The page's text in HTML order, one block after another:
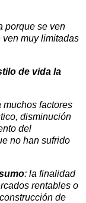
porque se ven
muy limitadas
de vida la
muchos factores
disminución
del
no han sufrido
: la finalidad
rentables o
de